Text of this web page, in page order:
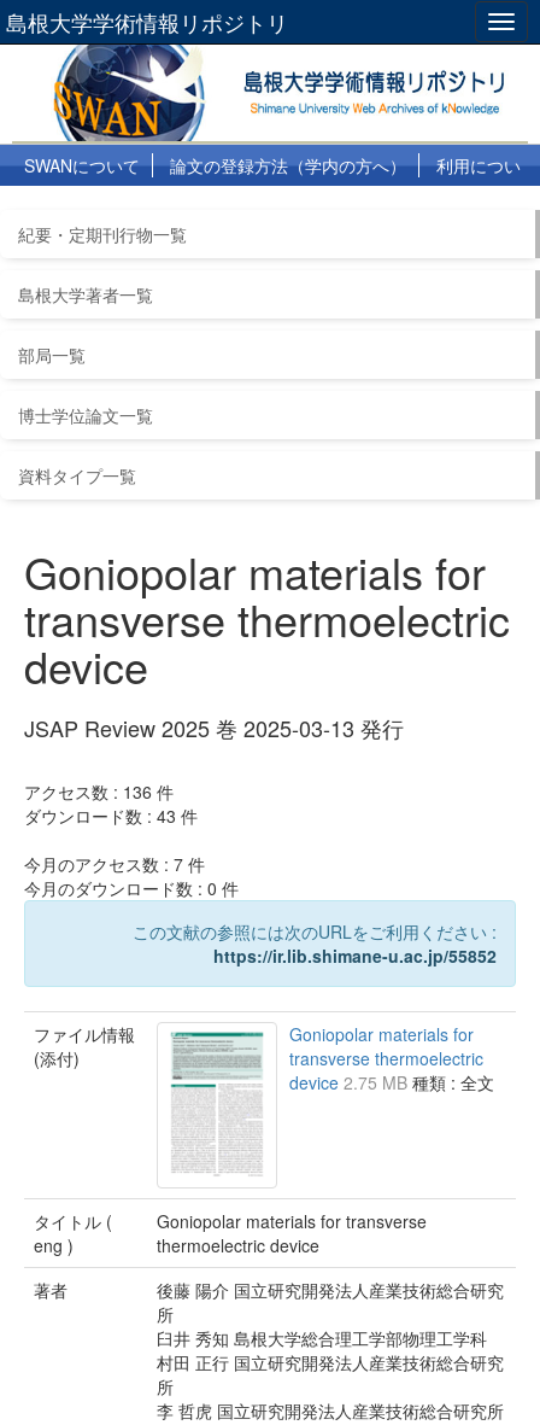
島根大学学術情報リポジトリ
SWANについて 論文の登録方法（学内の方へ）
利用につい
紀要・定期刊行物一覧
島根大学著者一覧
部局一覧
博士学位論文一覧
資料タイプ一覧
Goniopolar materials for
transverse thermoelectric
device
JSAP Review 2025 巻 2025-03-13 発行
アクセス数 : 136 件
ダウンロード数 : 43 件
今月のアクセス数 : 7 件
今月のダウンロード数 : 0 件
この文献の参照には次のURLをご利用ください :
https://ir.lib.shimane-u.ac.jp/55852
ファイル情報
(添付)
Goniopolar materials for
transverse thermoelectric
device 2.75 MB 種類 : 全文
タイトル (
eng )
Goniopolar materials for transverse
thermoelectric device
著者
後藤 陽介 国立研究開発法人産業技術総合研究
所
臼井 秀知 島根大学総合理工学部物理工学科
村田 正行 国立研究開発法人産業技術総合研究
所
李 哲虎 国立研究開発法人産業技術総合研究所